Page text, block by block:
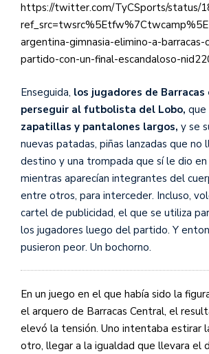
https://twitter.com/TyCSports/status/
argentina-gimnasia-elimino-a-
partido-con-un-final-escandaloso-
Enseguida, los jugadores de Barracas
perseguir al futbolista del Lobo, que
zapatillas y pantalones largos, y se
nuevas patadas, piñas lanzadas que no
destino y una trompada que sí le dio
mientras aparecían integrantes del
entre otros, para interceder. Incluso,
cartel de publicidad, el que se utiliza
los jugadores luego del partido. Y
pusieron peor. Un bochorno.
En un juego en el que había sido la
el arquero de Barracas Central, el
elevó la tensión. Uno intentaba estirar
otro, llegar a la igualdad que llevara el